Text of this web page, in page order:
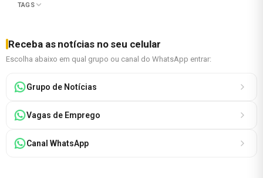
TAGS
Receba as notícias no seu celular
Escolha abaixo em qual grupo ou canal do WhatsApp entrar:
Grupo de Notícias
Vagas de Emprego
Canal WhatsApp